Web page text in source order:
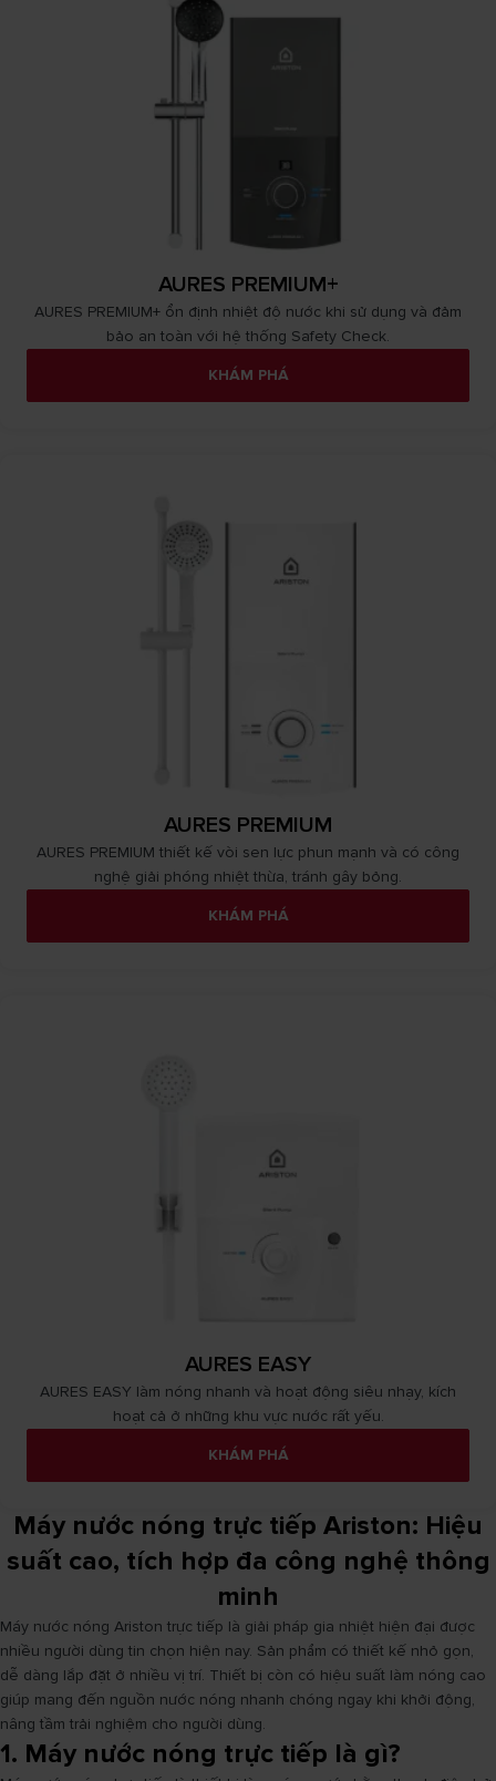
AURES PREMIUM+
AURES PREMIUM+ ổn định nhiệt độ nước khi sử dụng và đảm
bảo an toàn với hệ thống Safety Check.
KHÁM PHÁ
AURES PREMIUM
AURES PREMIUM thiết kế vòi sen lực phun mạnh và có công
nghệ giải phóng nhiệt thừa, tránh gây bỏng.
KHÁM PHÁ
AURES EASY
AURES EASY làm nóng nhanh và hoạt động siêu nhạy, kích
hoạt cả ở những khu vực nước rất yếu.
KHÁM PHÁ
Máy nước nóng trực tiếp Ariston: Hiệu
suất cao, tích hợp đa công nghệ thông
minh
Máy nước nóng Ariston trực tiếp là giải pháp gia nhiệt hiện đại được
nhiều người dùng tin chọn hiện nay. Sản phẩm có thiết kế nhỏ gọn,
dễ dàng lắp đặt ở nhiều vị trí. Thiết bị còn có hiệu suất làm nóng cao
giúp mang đến nguồn nước nóng nhanh chóng ngay khi khởi động,
nâng tầm trải nghiệm cho người dùng.
1. Máy nước nóng trực tiếp là gì?